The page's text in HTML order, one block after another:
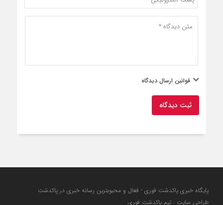
قوانین ارسال دیدگاه
ثبت دیدگاه
پایگاه خبری پاکدشت فوری - فعال و محبوبترین رسانه خبری در پاکدشت
طراحی سایت : تیم پاکدشت فوری